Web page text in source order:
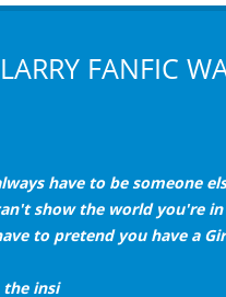
FANFIC
have to be someone
show the world you're in
to pretend you have a
insi